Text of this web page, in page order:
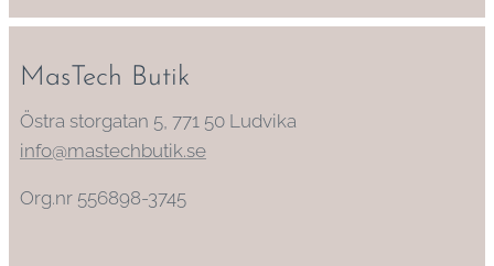
MasTech Butik
Östra storgatan 5, 771 50 Ludvika
info@mastechbutik.se
Org.nr 556898-3745